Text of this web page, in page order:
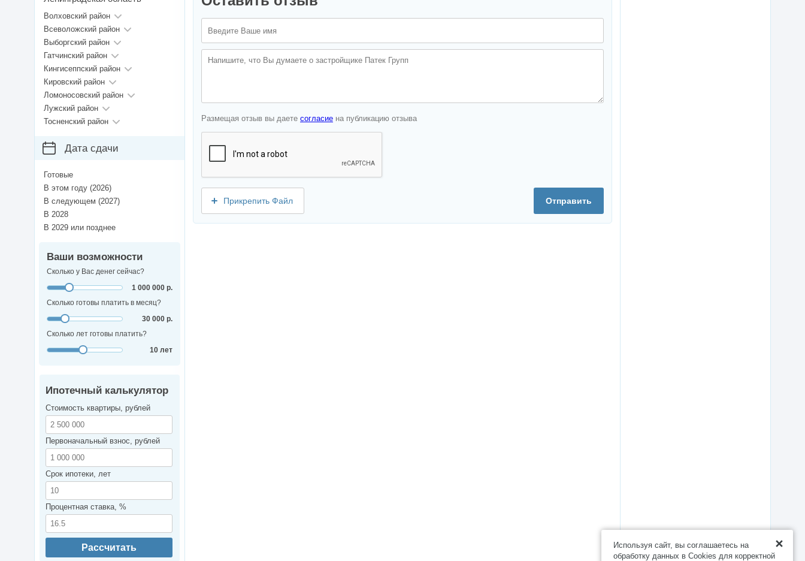
Размещая отзыв вы даете согласие на публикацию отзыва
Отправить
Прикрепить Файл
Волховский район
Всеволожский район
Выборгский район
Гатчинский район
Кингисеппский район
Кировский район
Ломоносовский район
Лужский район
Тосненский район
Дата сдачи
Готовые
В этом году (2026)
В следующем (2027)
В 2028
В 2029 или позднее
Ваши возможности
Сколько у Вас денег сейчас?
1 000 000 р.
Сколько готовы платить в месяц?
30 000 р.
Сколько лет готовы платить?
10 лет
Ипотечный калькулятор
Стоимость квартиры, рублей
Первоначальный взнос, рублей
Срок ипотеки, лет
Процентная ставка, %
Рассчитать
Используя сайт, вы соглашаетесь на
обработку данных в Cookies для корректной